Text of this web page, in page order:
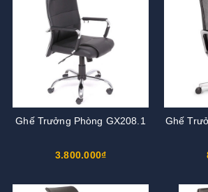
Ghế Trưởng Phòng GX208.1
3.800.000₫
Ghế